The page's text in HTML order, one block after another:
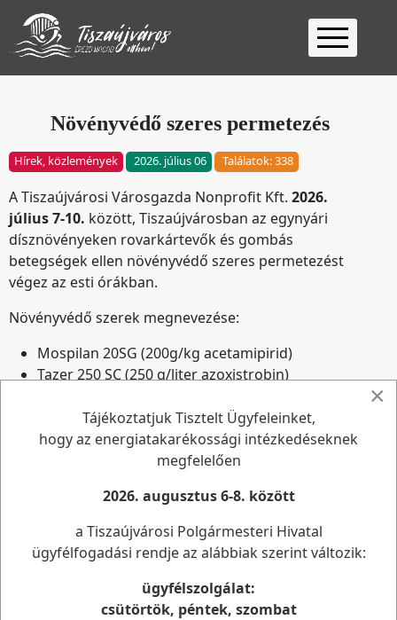
Kezdőlap
Ügyfélfogadás
2026
Keresés
Növényvédő szeres permetezés
Hírek, közlemények 2026. július 06 Találatok: 338
A Tiszaújvárosi Városgazda Nonprofit Kft. 2026.
július 7-10. között, Tiszaújvárosban az egynyári
dísznövényeken rovarkártevők és gombás
betegségek ellen növényvédő szeres permetezést
végez az esti órákban.
Növényvédő szerek megnevezése:
Mospilan 20SG (200g/kg acetamipirid)
Tazer 250 SC (250 g/liter azoxistrobin)
Közterületre engedélyezett, méhekre nem veszélyes
szerek.
A növényvédő gép működése zajjal jár, ezért kérjük a
lakosság megértését.
A permetezés ideje az időjárás függvényében
változhat, melyről ismételten tájékoztatást adunk.
Tiszaújvárosi Városgazda Nonprofit Kft.
×
Tájékoztatjuk Tisztelt Ügyfeleinket,
hogy az energiatakarékossági intézkedéseknek
megfelelően
2026. augusztus 6-8. között
a Tiszaújvárosi Polgármesteri Hivatal
ügyfélfogadási rendje az alábbiak szerint változik:
ügyfélszolgálat:
csütörtök, péntek, szombat